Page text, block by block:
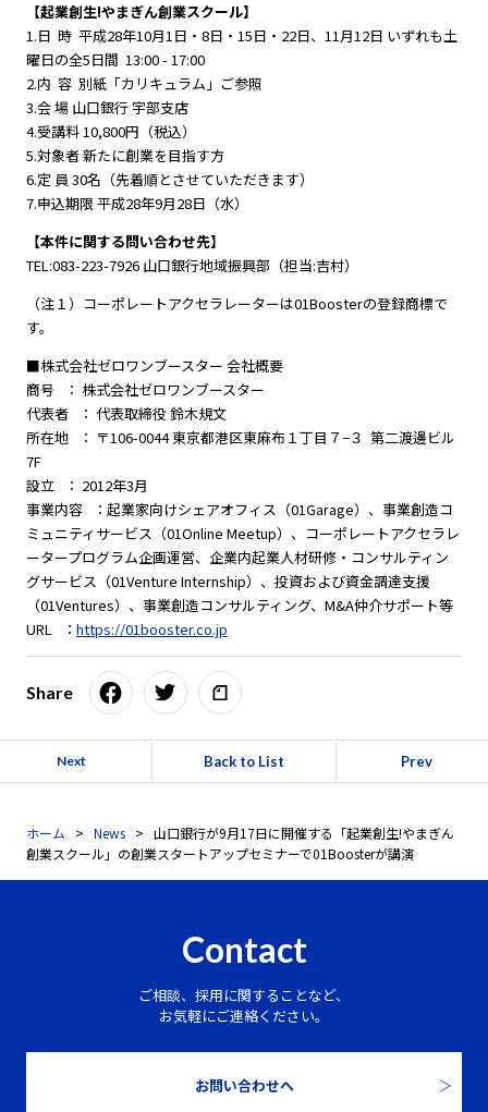
【起業創生!やまぎん創業スクール】
1.日 時 平成28年10月1日・8日・15日・22日、11月12日 いずれも土
曜日の全5日間 13:00 - 17:00
2.内 容 別紙「カリキュラム」ご参照
3.会 場 山口銀行 宇部支店
4.受講料 10,800円（税込）
5.対象者 新たに創業を目指す方
6.定 員 30名（先着順とさせていただきます）
7.申込期限 平成28年9月28日（水）
【本件に関する問い合わせ先】
TEL:083-223-7926 山口銀行地域振興部（担当:吉村）
（注１）コーポレートアクセラレーターは01Boosterの登録商標で
す。
■株式会社ゼロワンブースター 会社概要
商号 ： 株式会社ゼロワンブースター
代表者 ： 代表取締役 鈴木規文
所在地 ： 〒106-0044 東京都港区東麻布１丁目７−３ 第二渡邊ビル
7F
設立 ： 2012年3月
事業内容 ：起業家向けシェアオフィス（01Garage）、事業創造コ
ミュニティサービス（01Online Meetup）、コーポレートアクセラレ
ータープログラム企画運営、企業内起業人材研修・コンサルティン
グサービス（01Venture Internship）、投資および資金調達支援
（01Ventures）、事業創造コンサルティング、M&A仲介サポート等
URL ： https://01booster.co.jp
Share
Next Back to List Prev
ホーム News
山口銀行が9月17日に開催する「起業創生!やまぎん
創業スクール」の創業スタートアップセミナーで01Boosterが講演
Contact
ご相談、採用に関することなど、
お気軽にご連絡ください。
お問い合わせへ